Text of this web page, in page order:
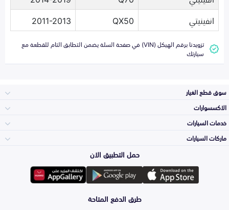
انفينيتي
QX50
2011-2013
تزويدنا برقم الهيكل (VIN) في صفحة السلة يضمن التطابق التام للقطعة مع
سيارتك
سوق قطع الغيار
المكائن، القيرات
وملحقاتها
الشمعات
والاصطبات (الاضاءة)
الاكسسوارات
لوازم الرحلات
خدمات السيارات
الأكثر مبيعاً
ماركات السيارات
تويوتا
هيونداي
حمل التطبيق الان
طرق الدفع المتاحة